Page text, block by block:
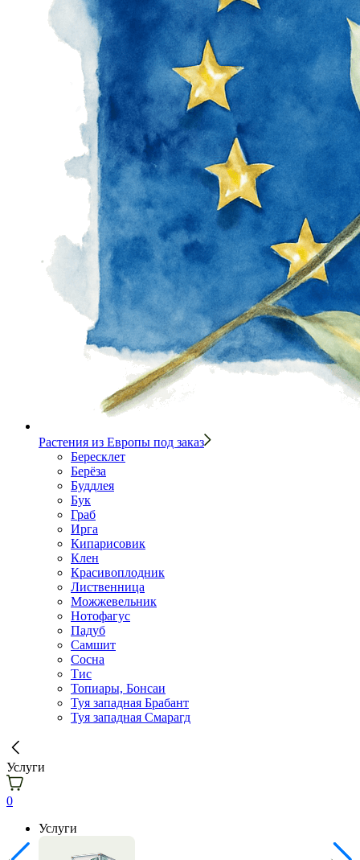
Растения из Европы под заказ
Бересклет
Берёза
Буддлея
Бук
Граб
Ирга
Кипарисовик
Клен
Красивоплодник
Лиственница
Можжевельник
Нотофагус
Падуб
Самшит
Сосна
Тис
Топиары, Бонсаи
Туя западная Брабант
Туя западная Смарагд
Услуги
0
Услуги